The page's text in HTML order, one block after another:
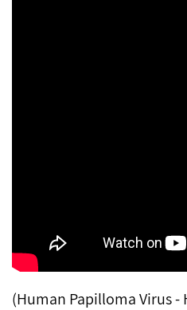
Human Papilloma Virus -
)